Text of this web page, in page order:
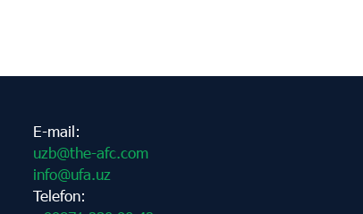
E-mail:
uzb@the-afc.com
info@ufa.uz
Telefon: